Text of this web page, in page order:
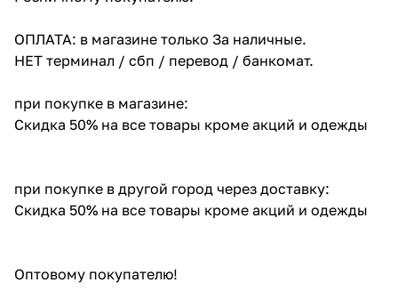
ОПЛАТА: в магазине только За наличные.
НЕТ терминал / сбп / перевод / банкомат.
при покупке в магазине:
Скидка 50% на все товары кроме акций и одежды
при покупке в другой город через доставку:
Скидка 50% на все товары кроме акций и одежды
Оптовому покупателю!